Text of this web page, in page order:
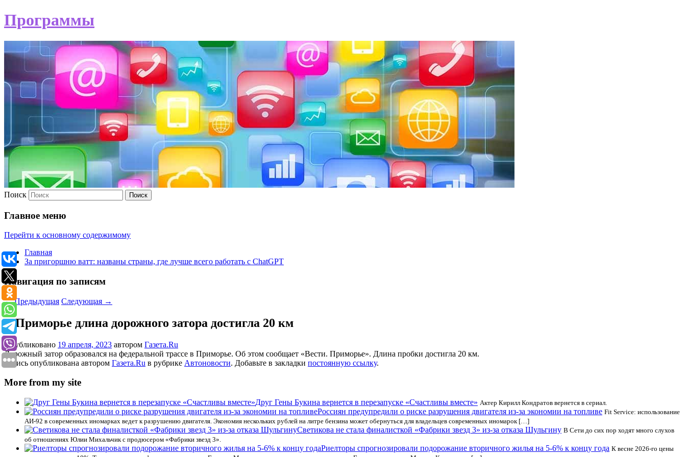
Программы
Поиск
Главное меню
Перейти к основному содержимому
Главная
За пригоршню ватт: названы страны, где лучше всего работать с ChatGPT
Навигация по записям
←Предыдущая Следующая →
В Приморье длина дорожного затора достигла 20 км
Опубликовано 19 апреля, 2023 автором Газета.Ru
Дорожный затор образовался на федеральной трассе в Приморье. Об этом сообщает «Вести. Приморье». Длина пробки достигла 20 км.
Запись опубликована автором Газета.Ru в рубрике Автоновости. Добавьте в закладки постоянную ссылку.
More from my site
Друг Гены Букина вернется в перезапуске «Счастливы вместе» Актер Кирилл Кондратов вернется в сериал.
Россиян предупредили о риске разрушения двигателя из-за экономии на топливе Fit Service: использование
АИ-92 в современных иномарках ведет к разрушению двигателя. Экономия нескольких рублей на литре бензина может обернуться для владельцев современных иномарок […]
Светикова не стала финалисткой «Фабрики звезд 3» из-за отказа Шульгину В Сети до сих пор ходят много слухов
об отношениях Юлии Михальчик с продюсером «Фабрики звезд 3».
Риелторы спрогнозировали подорожание вторичного жилья на 5-6% к концу года К весне 2026-го цены